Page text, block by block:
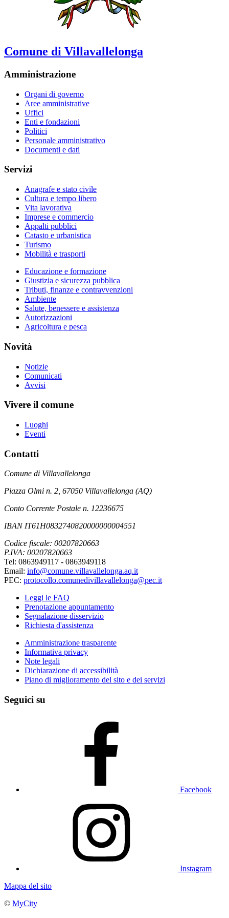
Comune di Villavallelonga
Amministrazione
Organi di governo
Aree amministrative
Uffici
Enti e fondazioni
Politici
Personale amministrativo
Documenti e dati
Servizi
Anagrafe e stato civile
Cultura e tempo libero
Vita lavorativa
Imprese e commercio
Appalti pubblici
Catasto e urbanistica
Turismo
Mobilità e trasporti
Educazione e formazione
Giustizia e sicurezza pubblica
Tributi, finanze e contravvenzioni
Ambiente
Salute, benessere e assistenza
Autorizzazioni
Agricoltura e pesca
Novità
Notizie
Comunicati
Avvisi
Vivere il comune
Luoghi
Eventi
Contatti
Comune di Villavallelonga
Piazza Olmi n. 2, 67050 Villavallelonga (AQ)
Conto Corrente Postale n. 12236675
IBAN IT61H0832740820000000004551
Codice fiscale: 00207820663
P.IVA: 00207820663
Tel: 0863949117 - 0863949118
Email: info@comune.villavallelonga.aq.it
PEC: protocollo.comunedivillavallelonga@pec.it
Leggi le FAQ
Prenotazione appuntamento
Segnalazione disservizio
Richiesta d'assistenza
Amministrazione trasparente
Informativa privacy
Note legali
Dichiarazione di accessibilità
Piano di miglioramento del sito e dei servizi
Seguici su
Facebook
Instagram
Mappa del sito
© MyCity